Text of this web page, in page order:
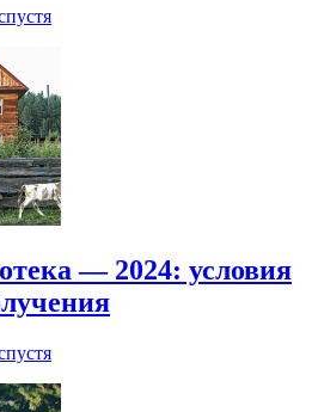
— 2024: условия